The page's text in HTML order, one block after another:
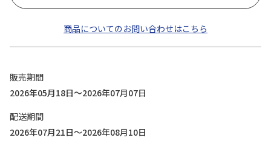
商品についてのお問い合わせはこちら
販売期間
2026年05月18日～2026年07月07日
配送期間
2026年07月21日～2026年08月10日